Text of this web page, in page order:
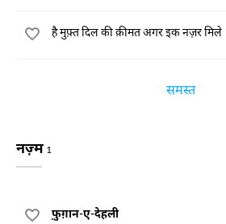
है मुफ़्त दिल की क़ीमत अगर इक नज़र मिले
समस्त
नज़्म 1
फ़ुग़ान-ए-देहली